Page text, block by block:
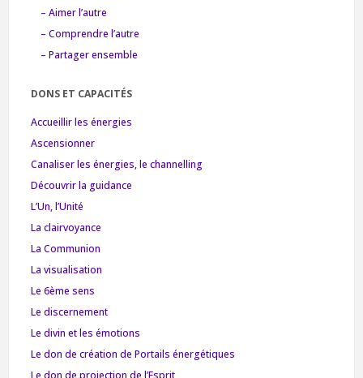
– Aimer l’autre
– Comprendre l’autre
– Partager ensemble
DONS ET CAPACITÉS
Accueillir les énergies
Ascensionner
Canaliser les énergies, le channelling
Découvrir la guidance
L’Un, l’Unité
La clairvoyance
La Communion
La visualisation
Le 6ème sens
Le discernement
Le divin et les émotions
Le don de création de Portails énergétiques